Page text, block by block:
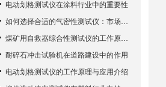
电动划格测试仪在涂料行业中的重要性
如何选择合适的气密性测试仪：市场指南
煤矿用自救器综合性测试仪的工作原理与功能解析
耐碎石冲击试验机在道路建设中的作用
电动划格测试仪的工作原理与应用介绍